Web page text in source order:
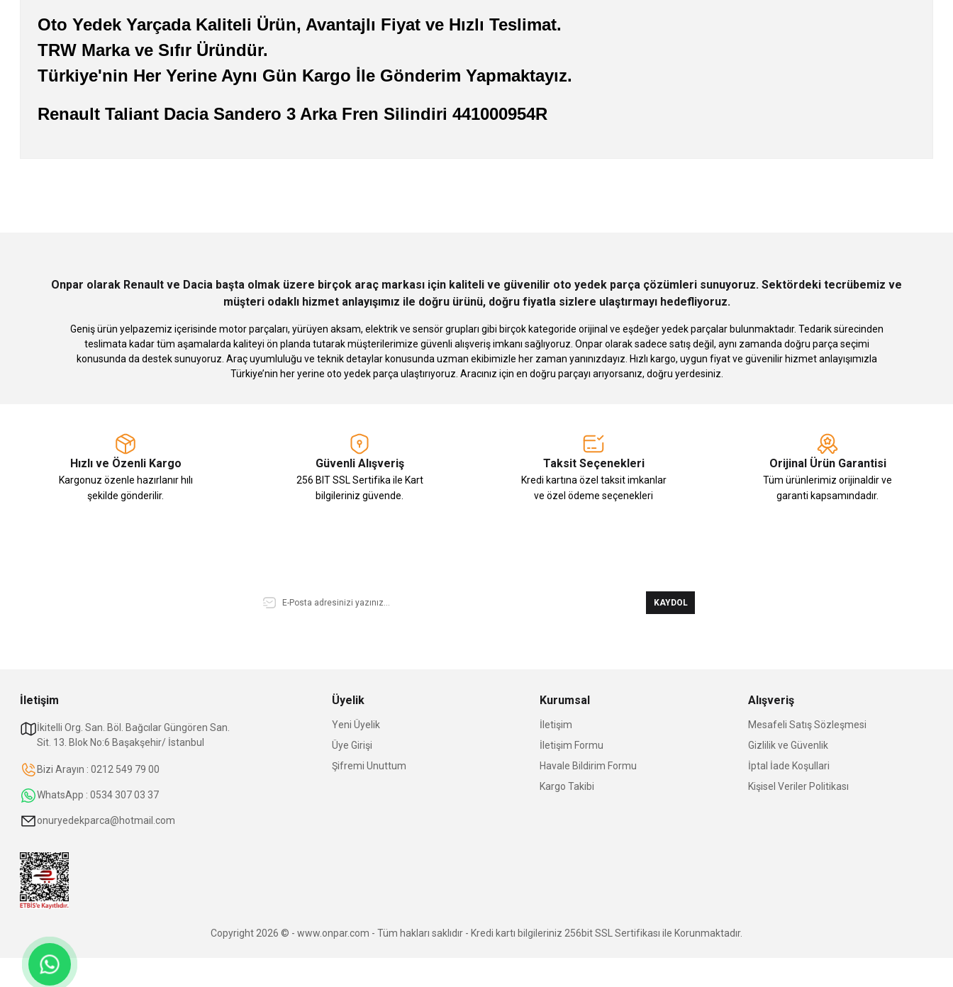
Oto Yedek Yarçada Kaliteli Ürün, Avantajlı Fiyat ve Hızlı Teslimat.
TRW Marka ve Sıfır Üründür.
Türkiye'nin Her Yerine Aynı Gün Kargo İle Gönderim Yapmaktayız.
Renault Taliant Dacia Sandero 3 Arka Fren Silindiri 441000954R
Gönder
Onpar olarak Renault ve Dacia başta olmak üzere birçok araç markası için kaliteli ve güvenilir oto yedek parça çözümleri sunuyoruz. Sektördeki tecrübemiz ve
müşteri odaklı hizmet anlayışımız ile doğru ürünü, doğru fiyatla sizlere ulaştırmayı hedefliyoruz.
Geniş ürün yelpazemiz içerisinde motor parçaları, yürüyen aksam, elektrik ve sensör grupları gibi birçok kategoride orijinal ve eşdeğer yedek parçalar bulunmaktadır. Tedarik sürecinden
teslimata kadar tüm aşamalarda kaliteyi ön planda tutarak müşterilerimize güvenli alışveriş imkanı sağlıyoruz. Onpar olarak sadece satış değil, aynı zamanda doğru parça seçimi
konusunda da destek sunuyoruz. Araç uyumluluğu ve teknik detaylar konusunda uzman ekibimizle her zaman yanınızdayız. Hızlı kargo, uygun fiyat ve güvenilir hizmet anlayışımızla
Türkiye’nin her yerine oto yedek parça ulaştırıyoruz. Aracınız için en doğru parçayı arıyorsanız, doğru yerdesiniz.
Hızlı ve Özenli Kargo
Kargonuz özenle hazırlanır hılı
şekilde gönderilir.
Güvenli Alışveriş
256 BIT SSL Sertifika ile Kart
bilgileriniz güvende.
Taksit Seçenekleri
Kredi kartına özel taksit imkanlar
ve özel ödeme seçenekleri
Orijinal Ürün Garantisi
Tüm ürünlerimiz orijinaldir ve
garanti kapsamındadır.
KAYDOL
İletişim
İkitelli Org. San. Böl. Bağcılar Güngören San.
Sit. 13. Blok No:6 Başakşehir/ İstanbul
Bizi Arayın : 0212 549 79 00
WhatsApp : 0534 307 03 37
onuryedekparca@hotmail.com
Üyelik
Yeni Üyelik
Üye Girişi
Şifremi Unuttum
Kurumsal
İletişim
İletişim Formu
Havale Bildirim Formu
Kargo Takibi
Alışveriş
Mesafeli Satış Sözleşmesi
Gizlilik ve Güvenlik
İptal İade Koşullari
Kişisel Veriler Politikası
Copyright 2026 © - www.onpar.com - Tüm hakları saklıdır - Kredi kartı bilgileriniz 256bit SSL Sertifikası ile Korunmaktadır.